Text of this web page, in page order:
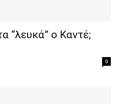
“λευκά” ο Καντέ;
0